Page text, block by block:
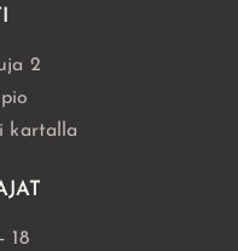
2
kartalla
18